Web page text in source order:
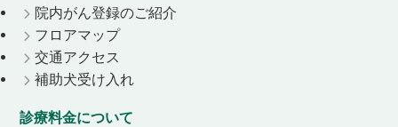
院内がん登録のご紹介
フロアマップ
交通アクセス
補助犬受け入れ
診療料金について